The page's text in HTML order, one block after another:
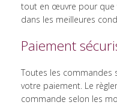
tout en œuvre pour que
dans les meilleures
Paiement
Toutes les commandes
votre paiement. Le
commande selon les